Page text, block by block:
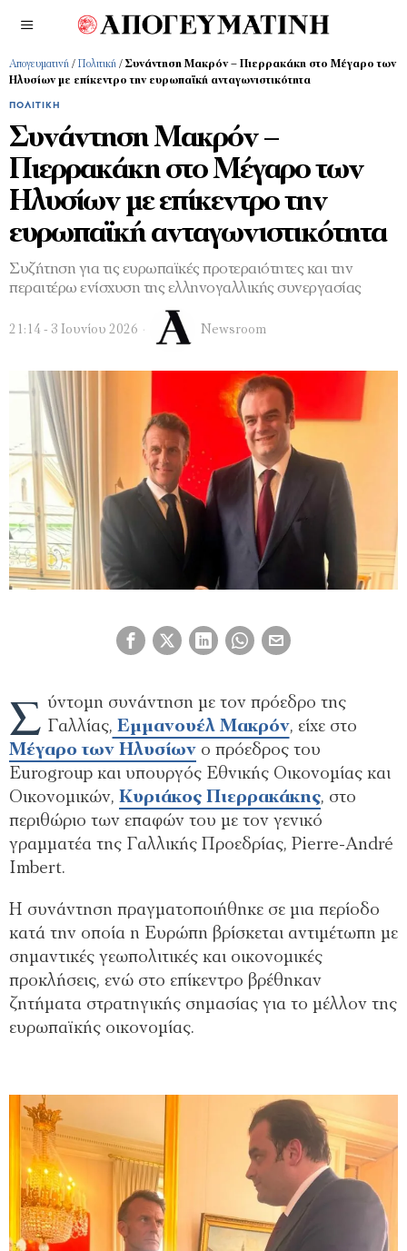
Απογευματινή / Πολιτική / Συνάντηση Μακρόν – Πιερρακάκη στο Μέγαρο των
Ηλυσίων με επίκεντρο την ευρωπαϊκή ανταγωνιστικότητα
ΠΟΛΙΤΙΚΉ
Συνάντηση Μακρόν –
Πιερρακάκη στο Μέγαρο των
Ηλυσίων με επίκεντρο την
ευρωπαϊκή ανταγωνιστικότητα
Συζήτηση για τις ευρωπαϊκές προτεραιότητες και την
περαιτέρω ενίσχυση της ελληνογαλλικής συνεργασίας
21:14 - 3 Ιουνίου 2026 Newsroom
Σ ύντομη συνάντηση με τον πρόεδρο της
Γαλλίας, Εμμανουέλ Μακρόν, είχε στο
Μέγαρο των Ηλυσίων ο πρόεδρος του
Eurogroup και υπουργός Εθνικής Οικονομίας και
Οικονομικών, Κυριάκος Πιερρακάκης, στο
περιθώριο των επαφών του με τον γενικό
γραμματέα της Γαλλικής Προεδρίας, Pierre-André
Imbert.
Η συνάντηση πραγματοποιήθηκε σε μια περίοδο
κατά την οποία η Ευρώπη βρίσκεται αντιμέτωπη με
σημαντικές γεωπολιτικές και οικονομικές
προκλήσεις, ενώ στο επίκεντρο βρέθηκαν
ζητήματα στρατηγικής σημασίας για το μέλλον της
ευρωπαϊκής οικονομίας.